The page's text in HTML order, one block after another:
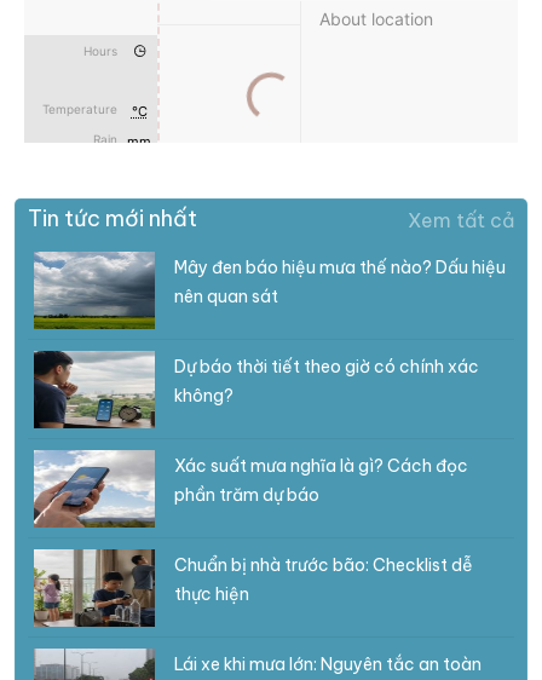
Tin tức mới nhất Xem tất cả
Mây đen báo hiệu mưa thế nào? Dấu hiệu
nên quan sát
Dự báo thời tiết theo giờ có chính xác
không?
Xác suất mưa nghĩa là gì? Cách đọc
phần trăm dự báo
Chuẩn bị nhà trước bão: Checklist dễ
thực hiện
Lái xe khi mưa lớn: Nguyên tắc an toàn